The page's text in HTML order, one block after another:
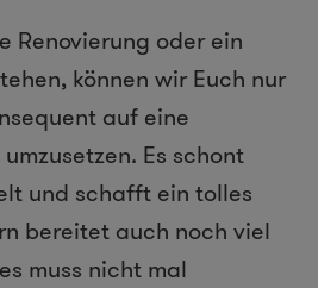
Renovierung oder ein
können wir Euch nur
auf eine
Es schont
und schafft ein tolles
bereitet auch noch viel
muss nicht mal